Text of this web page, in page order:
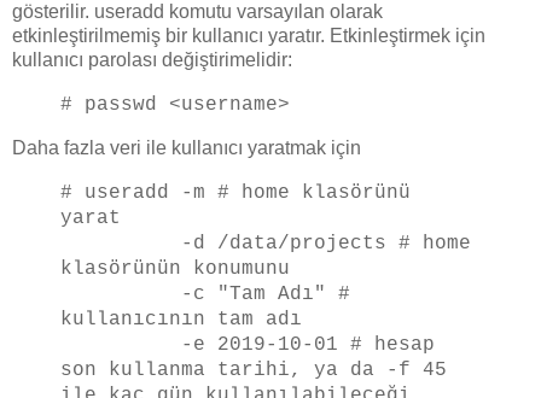
gösterilir. useradd komutu varsayılan olarak
etkinleştirilmemiş bir kullanıcı yaratır. Etkinleştirmek için
kullanıcı parolası değiştirimelidir:
# passwd <username>
Daha fazla veri ile kullanıcı yaratmak için
# useradd -m # home klasörünü
yarat
-d /data/projects # home
klasörünün konumunu
-c "Tam Adı" #
kullanıcının tam adı
-e 2019-10-01 # hesap
son kullanma tarihi, ya da -f 45